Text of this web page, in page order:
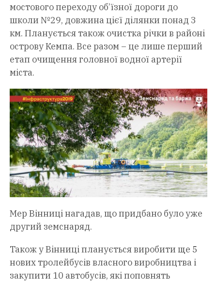
мостового переходу об’їзної дороги до
школи №29, довжина цієї ділянки понад 3
км. Планується також очистка річки в районі
острову Кемпа. Все разом – це лише перший
етап очищення головної водної артерії
міста.
Мер Вінниці нагадав, що придбано було уже
другий земснаряд.
Також у Вінниці планується виробити ще 5
нових тролейбусів власного виробництва і
закупити 10 автобусів, які поповнять